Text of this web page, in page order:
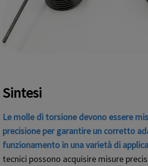
Sintesi
Le molle di torsione devono essere
precisione per garantire un corretto
funzionamento in una varietà di
tecnici possono acquisire misure